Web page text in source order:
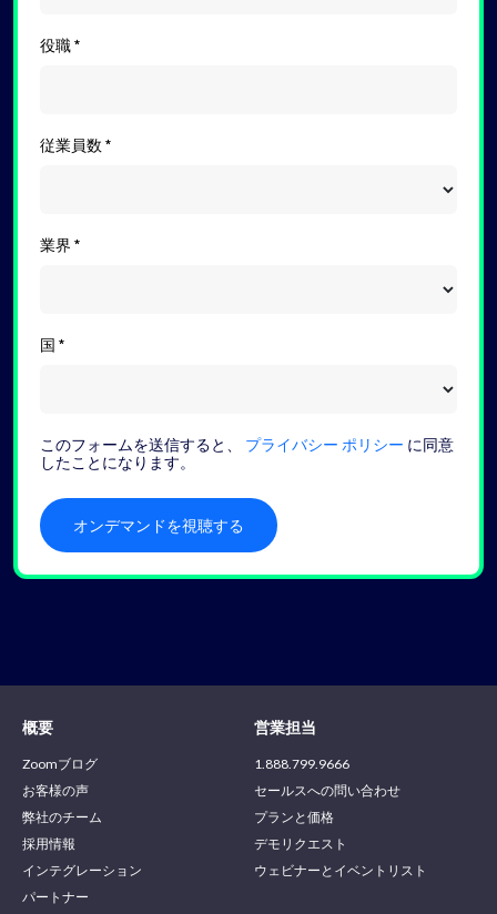
役職
従業員数
業界
国
このフォームを送信すると、 プライバシー ポリシー に同意
したことになります。
概要
Zoomブログ
お客様の声
弊社のチーム
採用情報
インテグレーション
パートナー
営業担当
1.888.799.9666
セールスへの問い合わせ
プランと価格
デモリクエスト
ウェビナーとイベントリスト